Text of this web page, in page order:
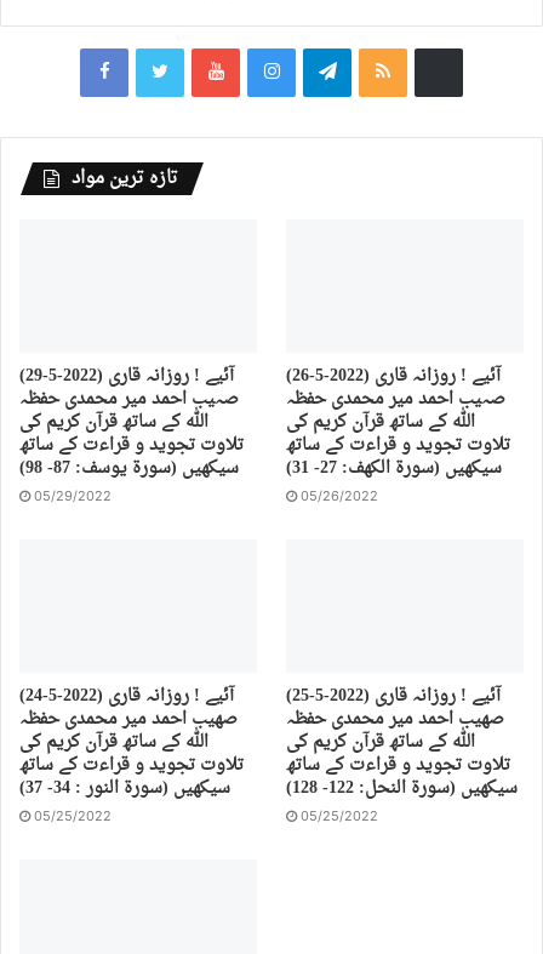
تازہ ترین مواد
(29-5-2022) آئیے ! روزانہ قاری
صہیب احمد میر محمدی حفظہ
اللہ کے ساتھ قرآن کریم کی
تلاوت تجوید و قراءت کے ساتھ
سیکھیں (سورة يوسف: 87- 98)
05/29/2022
(26-5-2022) آئیے ! روزانہ قاری
صہیب احمد میر محمدی حفظہ
اللہ کے ساتھ قرآن کریم کی
تلاوت تجوید و قراءت کے ساتھ
سیکھیں (سورة الكهف: 27- 31)
05/26/2022
(24-5-2022) آئیے ! روزانہ قاری
صهیب احمد میر محمدی حفظہ
اللہ کے ساتھ قرآن کریم کی
تلاوت تجوید و قراءت کے ساتھ
سیکھیں (سورة النور : 34- 37)
05/25/2022
(25-5-2022) آئیے ! روزانہ قاری
صهیب احمد میر محمدی حفظہ
اللہ کے ساتھ قرآن کریم کی
تلاوت تجوید و قراءت کے ساتھ
سیکھیں (سورة النحل: 122- 128)
05/25/2022